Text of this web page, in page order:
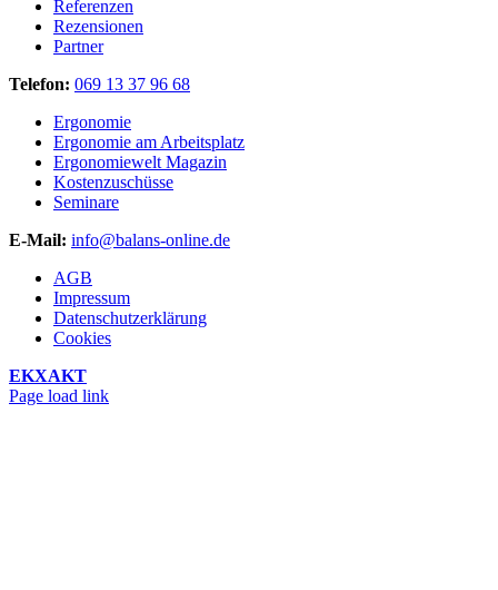
Referenzen
Rezensionen
Partner
Telefon: 069 13 37 96 68
Ergonomie
Ergonomie am Arbeitsplatz
Ergonomiewelt Magazin
Kostenzuschüsse
Seminare
E-Mail: info@balans-online.de
AGB
Impressum
Datenschutzerklärung
Cookies
EKXAKT
Facebook
Instagram
YouTube
Page load link